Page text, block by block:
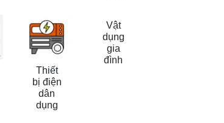
Thiết
bị điện
dân
dụng
Vật
dụng
gia
đình